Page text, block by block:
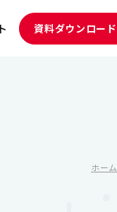
資料ダウンロード
ホーム